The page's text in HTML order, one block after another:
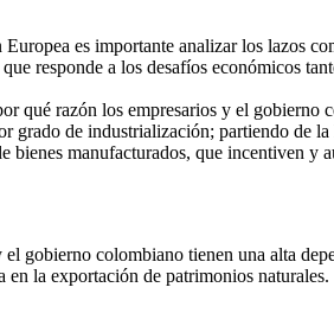
es importante analizar los lazos
responde a los desafíos económicos
qué razón los empresarios y el
grado de industrialización; partiendo de
manufacturados, que incentiven
gobierno colombiano tienen una alta
en la exportación de patrimonios naturales.